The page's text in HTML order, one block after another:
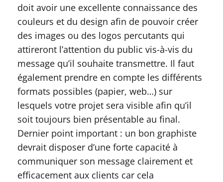
doit avoir une excellente connaissance des
couleurs et du design afin de pouvoir créer
des images ou des logos percutants qui
attireront l’attention du public vis-à-vis du
message qu’il souhaite transmettre. Il faut
également prendre en compte les différents
formats possibles (papier, web…) sur
lesquels votre projet sera visible afin qu’il
soit toujours bien présentable au final.
Dernier point important : un bon graphiste
devrait disposer d’une forte capacité à
communiquer son message clairement et
efficacement aux clients car cela